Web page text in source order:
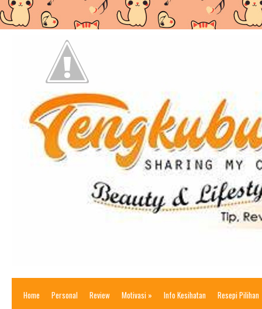
Home Personal Review Motivasi » Info Kesihatan Resepi Pilihan